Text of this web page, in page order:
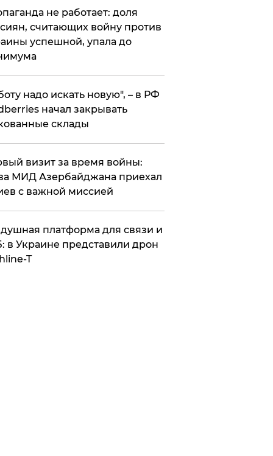
не работает: доля
считающих войну против
успешной, упала до
надо искать новую", – в РФ
начал закрывать
склады
визит за время войны:
МИД Азербайджана приехал
с важной миссией
платформа для связи и
в Украине представили дрон
T